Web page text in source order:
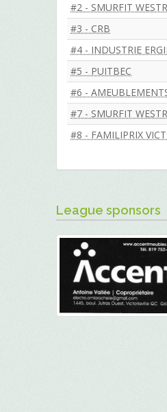
#2 - SMURFIT
#3 - CRB
#4 - INDUSTRIE
#5 - PUITBEC
#6 -
#7 - SMURFIT
#8 - FAMILIPRIX
League sponsors